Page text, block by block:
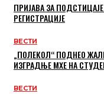
ПРИЈАВА ЗА
РЕГИСТРАЦИЈЕ
ВЕСТИ
„ПОЛЕКОЛ“ ПОДНЕО
ИЗГРАДЊЕ МХЕ НА
ВЕСТИ